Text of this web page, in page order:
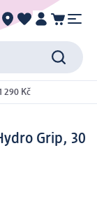
290 Kč
Grip, 30